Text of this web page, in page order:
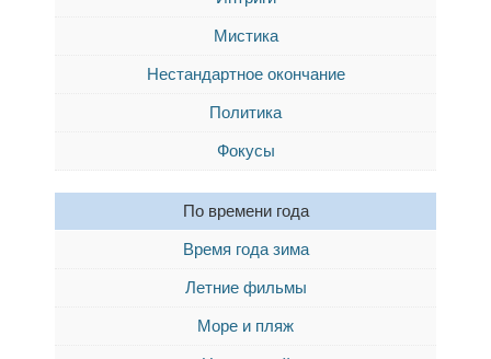
Мистика
Нестандартное окончание
Политика
Фокусы
По времени года
Время года зима
Летние фильмы
Море и пляж